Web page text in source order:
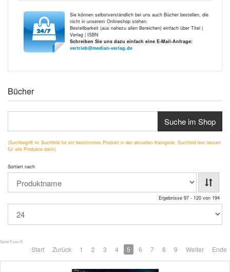
Sie können selbstverständlich bei uns auch Bücher bestellen, die
nicht in unserem Onlineshop stehen.
Bestellbarkeit (aus nahezu allen Bereichen) einfach über Titel |
Verlag | ISBN
Schreiben Sie uns dazu einfach eine E-Mail-Anfrage:
vertrieb@median-verlag.de
Bücher
Suche im Shop
(Suchbegriff im Suchfeld für ein bestimmtes Produkt in der aktuellen Kategorie, Suchfeld leer lassen
für alle Produkte darin)
Sortiert nach
Ergebnisse 97 - 120 von 194
Seite 5 von 9
Start Zurück 1 2 3 4 5 6 7 8 9 Weiter Ende